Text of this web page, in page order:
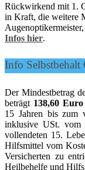
Rückwirkend mit 1.
in Kraft, die weitere
Infos hier.
Info Selbstbehalt
Der Mindestbetrag
beträgt 138,60 Euro
15 Jahren bis zum
inklusive USt. vom
vollendeten 15.
Hilfsmittel vom
Versicherten zu
Heilbehelfe und